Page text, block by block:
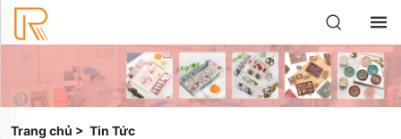
Trang chủ > Tin Tức